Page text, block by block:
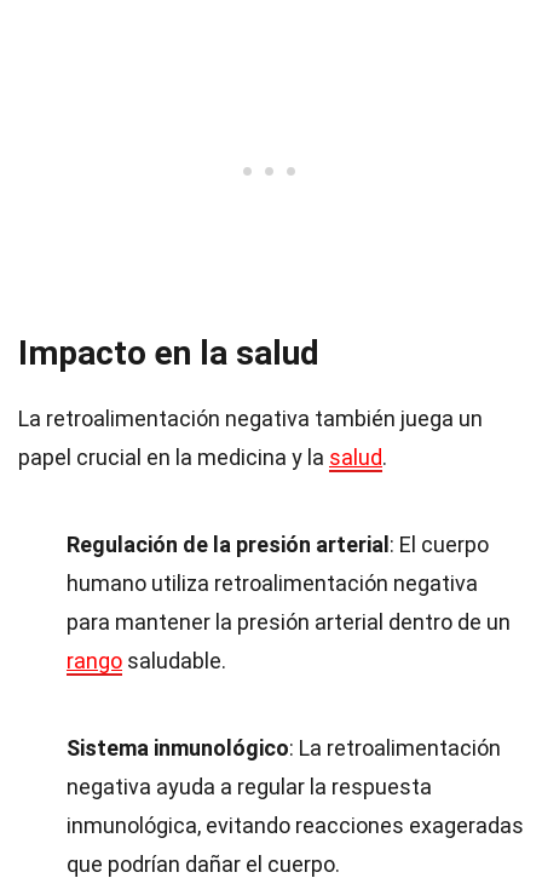
Impacto en la salud
La retroalimentación negativa también juega un
papel crucial en la medicina y la salud.
Regulación de la presión arterial : El cuerpo
humano utiliza retroalimentación negativa
para mantener la presión arterial dentro de un
rango saludable.
Sistema inmunológico: La retroalimentación
negativa ayuda a regular la respuesta
inmunológica, evitando reacciones exageradas
que podrían dañar el cuerpo.